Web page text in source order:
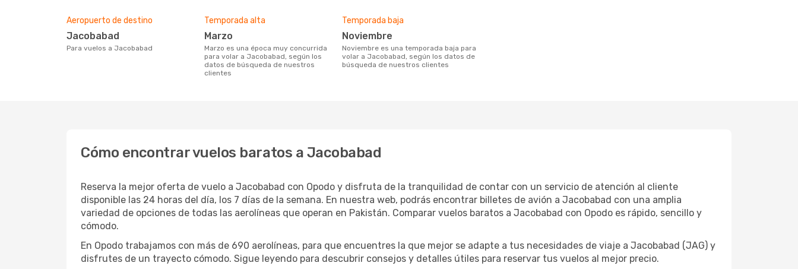
Aeropuerto de destino
Jacobabad
Para vuelos a Jacobabad
Temporada alta
marzo
marzo es una época muy concurrida
para volar a Jacobabad, según los
datos de búsqueda de nuestros
clientes
Temporada baja
noviembre
noviembre es una temporada baja para
volar a Jacobabad, según los datos de
búsqueda de nuestros clientes
Cómo encontrar vuelos baratos a Jacobabad
Reserva la mejor oferta de vuelo a Jacobabad con Opodo y disfruta de la tranquilidad de contar con un servicio de atención al cliente
disponible las 24 horas del día, los 7 días de la semana. En nuestra web, podrás encontrar billetes de avión a Jacobabad con una amplia
variedad de opciones de todas las aerolíneas que operan en Pakistán. Comparar vuelos baratos a Jacobabad con Opodo es rápido, sencillo y
cómodo.
En Opodo trabajamos con más de 690 aerolíneas, para que encuentres la que mejor se adapte a tus necesidades de viaje a Jacobabad (JAG) y
disfrutes de un trayecto cómodo. Sigue leyendo para descubrir consejos y detalles útiles para reservar tus vuelos al mejor precio.